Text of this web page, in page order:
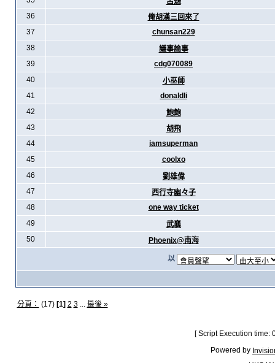
36
俺胡漢三回來了
37
chunsan229
38
議事論事
39
cdg070089
40
小巫師
41
donaldli
42
鮑鮑
43
胡飛
44
iamsuperman
45
coolxo
46
劉雄偉
47
西行寺幽々子
48
one way ticket
49
武襄
50
Phoenix@南海
以
分頁： (17) [1] 2 3... 最後 »
[ Script Execution
Powered by